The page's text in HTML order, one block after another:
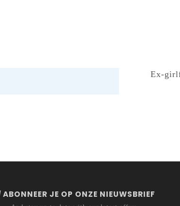
Ex-
ABONNEER JE OP ONZE NIEUWSBRIEF